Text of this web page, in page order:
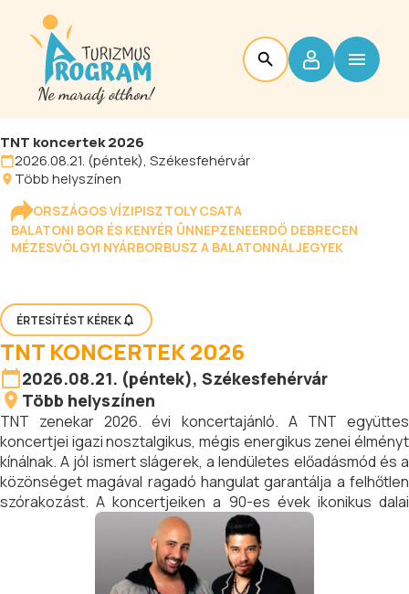
TNT koncertek 2026
2026.08.21. (péntek), Székesfehérvár
Több helyszínen
ORSZÁGOS VÍZIPISZTOLY CSATA
BALATONI BOR ÉS KENYÉR ÜNNEPZENEERDŐ DEBRECEN
MÉZESVÖLGYI NYÁRBORBUSZ A BALATONNÁLJEGYEK
ÉRTESÍTÉST KÉREK
TNT KONCERTEK 2026
2026.08.21. (péntek), Székesfehérvár
Több helyszínen
TNT zenekar 2026. évi koncertajánló. A TNT együttes
koncertjei igazi nosztalgikus, mégis energikus zenei élményt
kínálnak. A jól ismert slágerek, a lendületes előadásmód és a
közönséget magával ragadó hangulat garantálja a felhőtlen
szórakozást. A koncertjeiken a 90-es évek ikonikus dalai
elevenednek meg, ahol az együtt éneklés és a tánc
elmaradhatatlan – tökéletes választás egy emlékezetes